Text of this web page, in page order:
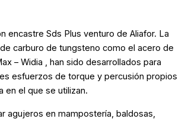
encastre Sds Plus venturo de Aliafor. La
carburo de tungsteno como el acero de
– Widia , han sido desarrollados para
esfuerzos de torque y percusión propios
en el que se utilizan.
agujeros en mampostería, baldosas,